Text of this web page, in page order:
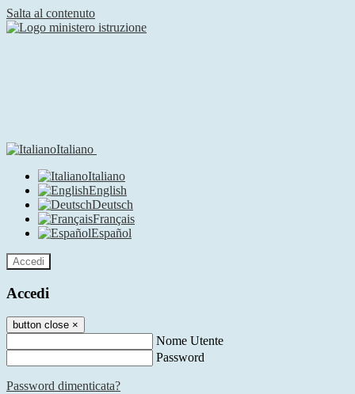
Salta al contenuto
Italiano
Italiano
English
Deutsch
Français
Español
Accedi
Accedi
button close ×
Nome Utente
Password
Password dimenticata?